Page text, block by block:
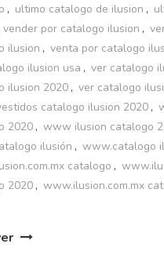
, ultimo catalogo de ilusion ,
vender por catalogo ilusion ,
ilusion , venta por catalogo
ilusion usa , ver catalogo
ilusion 2020 , ver catalogo
catalogo ilusion 2020 ,
2020 , www ilusion catalogo
ilusión , www.catalogo
catalogo ,
2020 , www.ilusion.com.mx